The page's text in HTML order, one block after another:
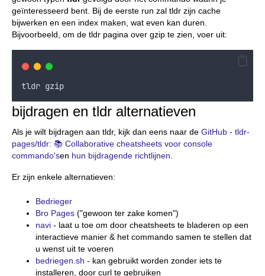
geïnteresseerd bent. Bij de eerste run zal tldr zijn cache
bijwerken en een index maken, wat even kan duren.
Bijvoorbeeld, om de tldr pagina over gzip te zien, voer uit:
tldr gzip
bijdragen en tldr alternatieven
Als je wilt bijdragen aan tldr, kijk dan eens naar de GitHub - tldr-
pages/tldr: 📚 Collaborative cheatsheets voor console
commando'sen hun bijdragende richtlijnen.
Er zijn enkele alternatieven:
Bedrieger
Bro Pages ("gewoon ter zake komen")
navi - laat u toe om door cheatsheets te bladeren op een
interactieve manier & het commando samen te stellen dat
u wenst uit te voeren
bedriegen.sh - kan gebruikt worden zonder iets te
installeren, door curl te gebruiken